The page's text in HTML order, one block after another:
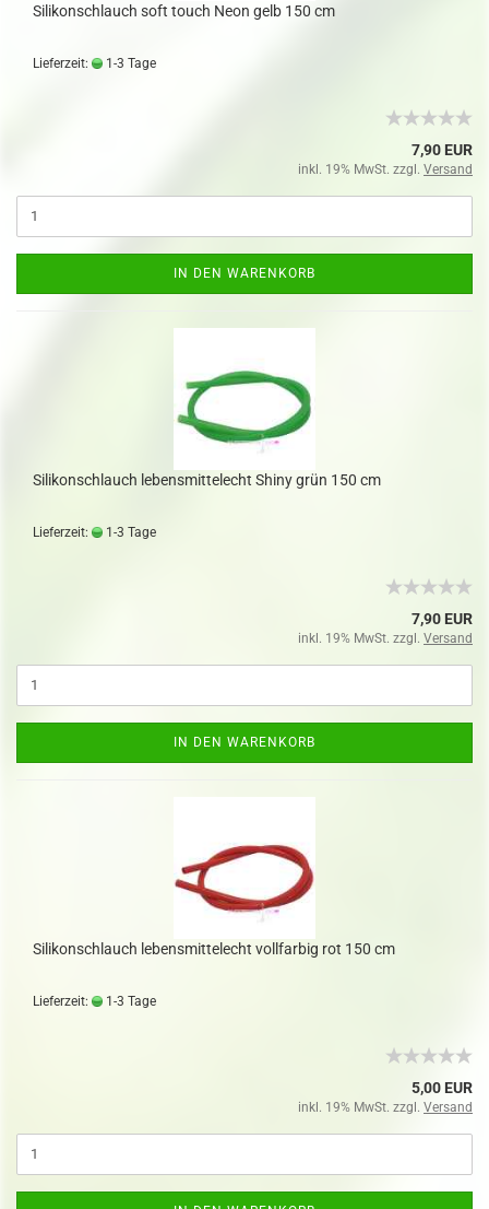
Silikonschlauch soft touch Neon gelb 150 cm
Lieferzeit: 1-3 Tage
7,90 EUR
inkl. 19% MwSt. zzgl. Versand
IN DEN WARENKORB
Silikonschlauch lebensmittelecht Shiny grün 150 cm
Lieferzeit: 1-3 Tage
7,90 EUR
inkl. 19% MwSt. zzgl. Versand
IN DEN WARENKORB
Silikonschlauch lebensmittelecht vollfarbig rot 150 cm
Lieferzeit: 1-3 Tage
5,00 EUR
inkl. 19% MwSt. zzgl. Versand